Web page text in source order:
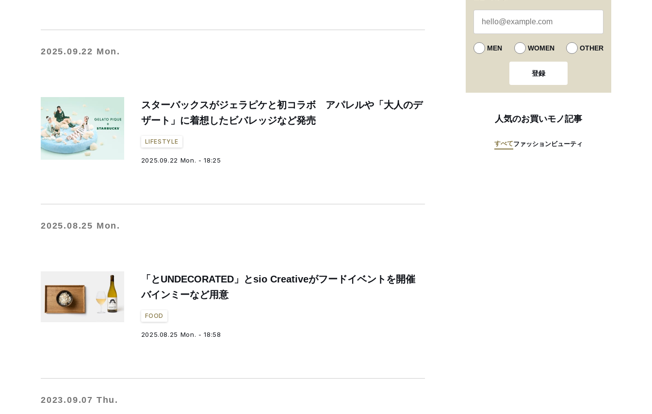
2025.09.22 Mon.
スターバックスがジェラピケと初コラボ アパレルや「大人のデ
ザート」に着想したビバレッジなど発売
LIFESTYLE
2025.09.22 Mon. - 18:25
2025.08.25 Mon.
「とUNDECORATED」とsio Creativeがフードイベントを開催
バインミーなど用意
FOOD
2025.08.25 Mon. - 18:58
2023.09.07 Thu.
MEN WOMEN OTHER
登録
人気のお買いモノ記事
すべてファッションビューティ